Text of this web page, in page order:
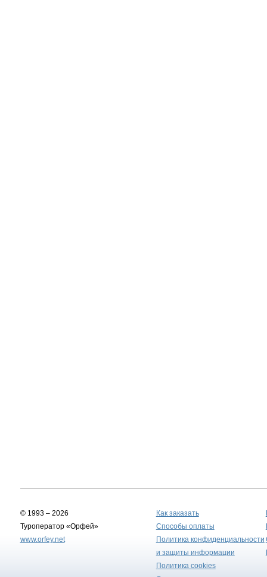
© 1993 – 2026
Туроператор «Орфей»
www.orfey.net
Как заказать
Способы оплаты
Политика конфиденциальности
и защиты информации
Политика cookies